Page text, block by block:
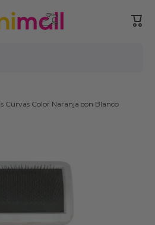
Curvas Color Naranja con Blanco